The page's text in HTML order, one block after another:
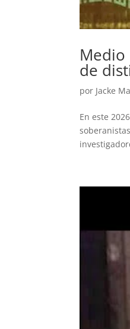
Medio
de
por Jacke
En este